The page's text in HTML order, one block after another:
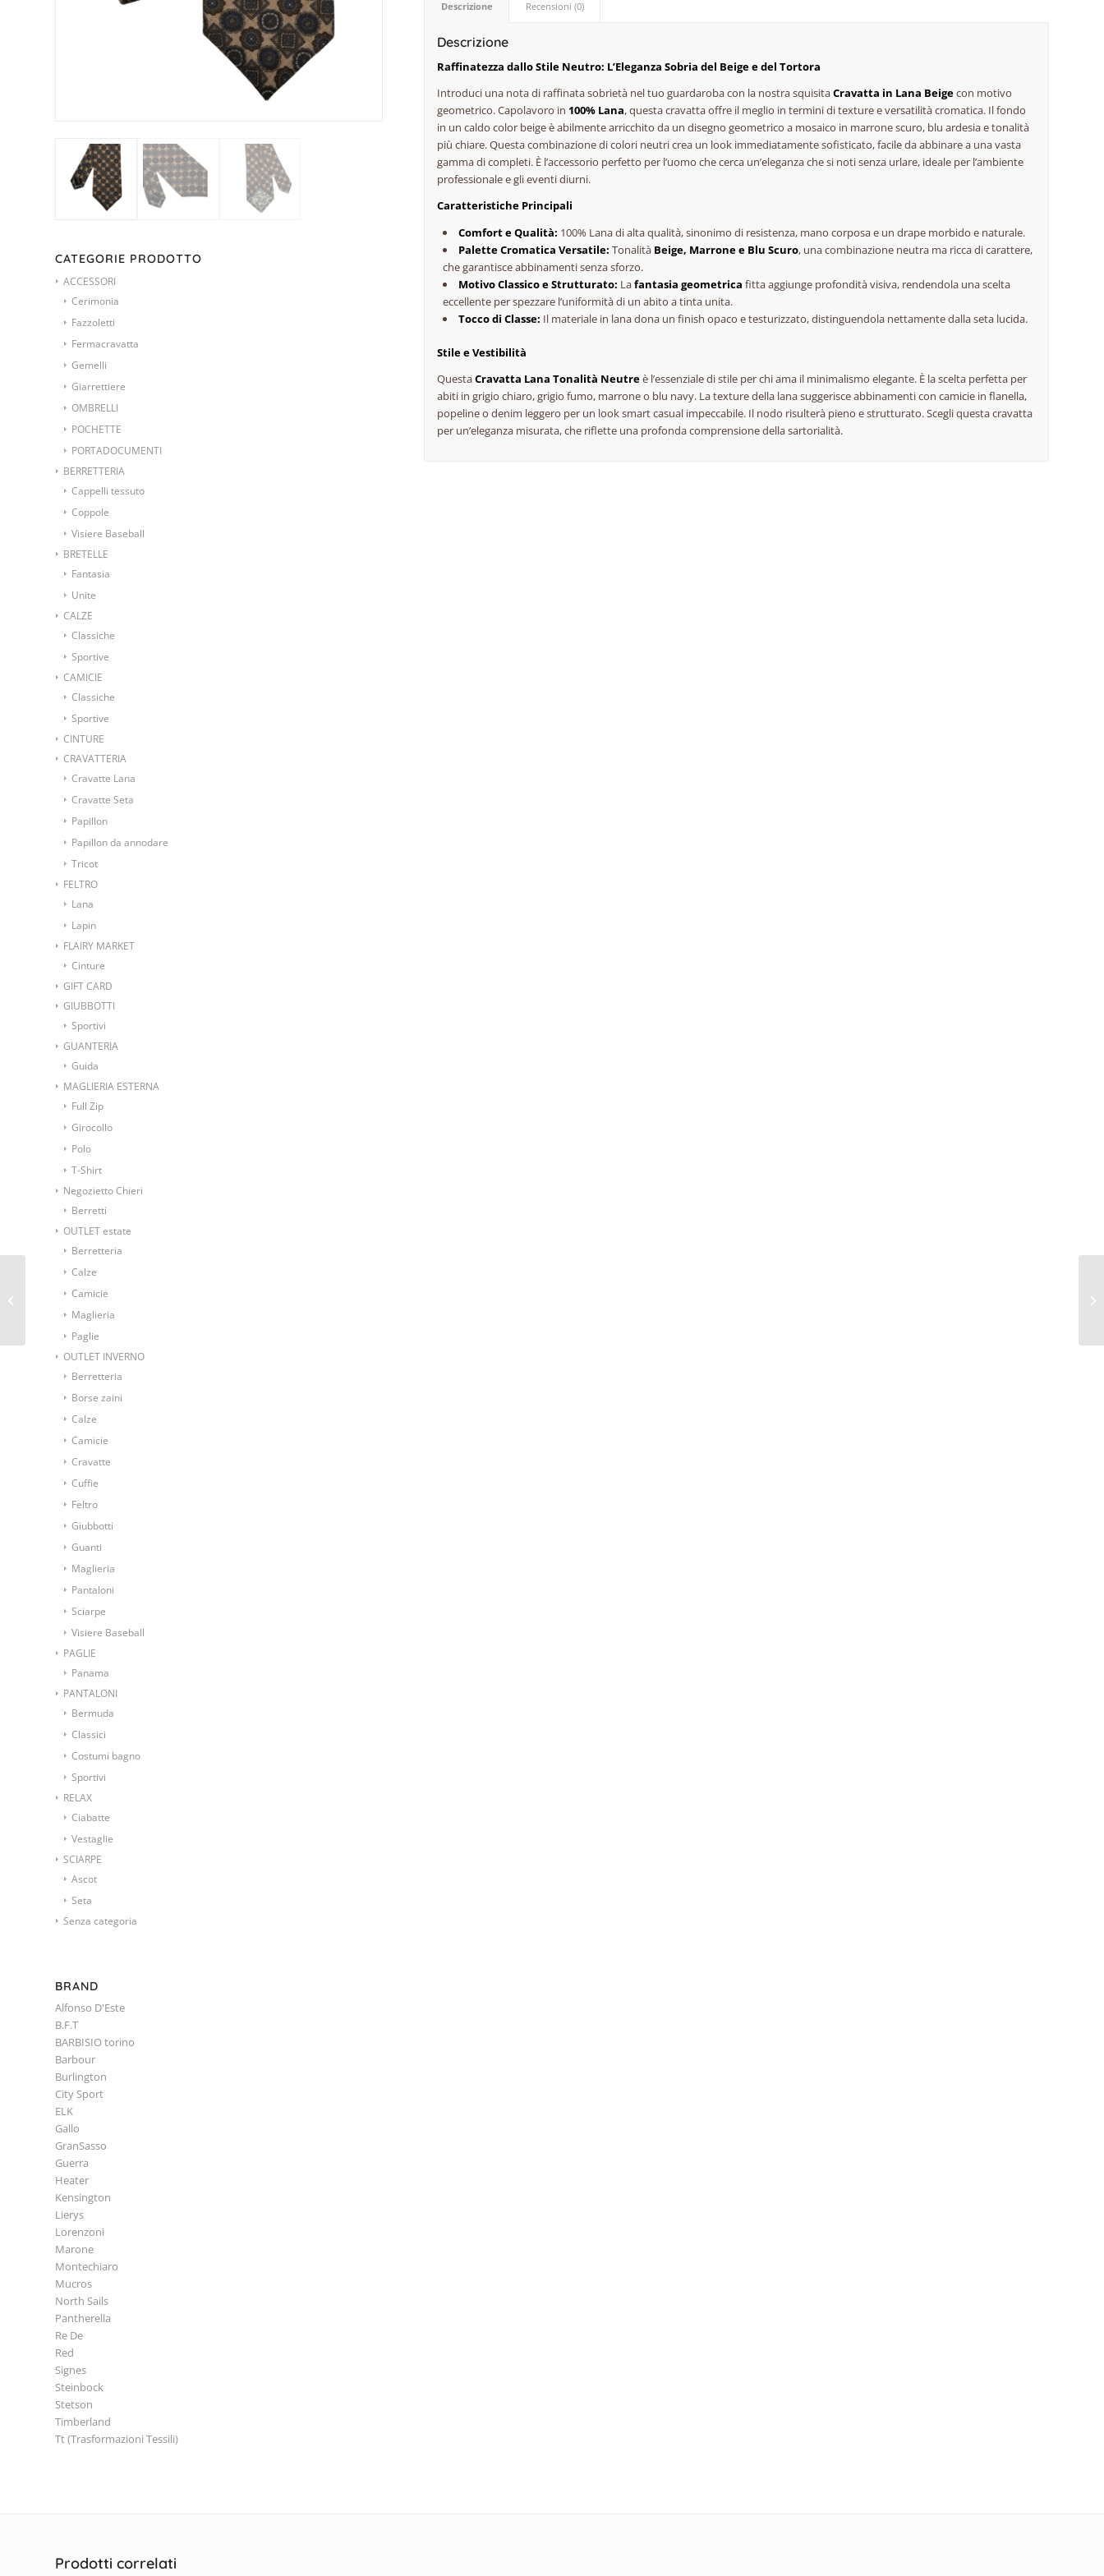
CATEGORIE PRODOTTO
ACCESSORI
Cerimonia
Fazzoletti
Fermacravatta
Gemelli
Giarrettiere
OMBRELLI
POCHETTE
PORTADOCUMENTI
BERRETTERIA
Cappelli tessuto
Coppole
Visiere Baseball
BRETELLE
Fantasia
Unite
CALZE
Classiche
Sportive
CAMICIE
Classiche
Sportive
CINTURE
CRAVATTERIA
Cravatte Lana
Cravatte Seta
Papillon
Papillon da annodare
Tricot
FELTRO
Lana
Lapin
FLAIRY MARKET
Cinture
GIFT CARD
GIUBBOTTI
Sportivi
GUANTERIA
Guida
MAGLIERIA ESTERNA
Full Zip
Girocollo
Polo
T-Shirt
Negozietto Chieri
Berretti
OUTLET estate
Berretteria
Calze
Camicie
Maglieria
Paglie
OUTLET INVERNO
Berretteria
Borse zaini
Calze
Camicie
Cravatte
Cuffie
Feltro
Giubbotti
Guanti
Maglieria
Pantaloni
Sciarpe
Visiere Baseball
PAGLIE
Panama
PANTALONI
Bermuda
Classici
Costumi bagno
Sportivi
RELAX
Ciabatte
Vestaglie
SCIARPE
Ascot
Seta
Senza categoria
BRAND
Alfonso D'Este
B.F.T
BARBISIO torino
Barbour
Burlington
City Sport
ELK
Gallo
GranSasso
Guerra
Heater
Kensington
Lierys
Lorenzoni
Marone
Montechiaro
Mucros
North Sails
Pantherella
Re De
Red
Signes
Steinbock
Stetson
Timberland
Tt (Trasformazioni Tessili)
Descrizione Recensioni (0)
Descrizione
Raffinatezza dallo Stile Neutro: L’Eleganza Sobria del Beige e del Tortora
Introduci una nota di raffinata sobrietà nel tuo guardaroba con la nostra squisitaCravatta in Lana Beigecon motivo
geometrico. Capolavoro in 100% Lana, questa cravatta offre il meglio in termini ditexturee versatilità cromatica. Il fondo
in un caldo color beige è abilmente arricchito da un disegno geometrico a mosaico in marrone scuro, blu ardesia e tonalità
più chiare. Questa combinazione di colori neutri crea un look immediatamente sofisticato, facile da abbinare a una vasta
gamma di completi. È l’accessorio perfetto per l’uomo che cerca un’eleganza che si noti senza urlare, ideale per l’ambiente
professionale e gli eventi diurni.
Caratteristiche Principali
Comfort e Qualità: 100% Lana di alta qualità, sinonimo di resistenza, mano corposa e undrape morbido e naturale.
Palette Cromatica Versatile: Tonalità Beige, Marrone e Blu Scuro, una combinazione neutra ma ricca di carattere,
che garantisce abbinamenti senza sforzo.
Motivo Classico e Strutturato: Lafantasia geometrica fitta aggiunge profondità visiva, rendendola una scelta
eccellente per spezzare l’uniformità di un abito a tinta unita.
Tocco di Classe: Il materiale in lana dona unfinish opaco e testurizzato, distinguendola nettamente dalla seta lucida.
Stile e Vestibilità
QuestaCravatta Lana Tonalità Neutreè l’essenziale di stile per chi ama il minimalismo elegante. È la scelta perfetta per
abiti in grigio chiaro, grigio fumo, marrone o blu navy. La texture della lana suggerisce abbinamenti con camicie in flanella,
popeline odenim leggero per un looksmart casual impeccabile. Il nodo risulterà pieno e strutturato. Scegli questa cravatta
per un’eleganza misurata, che riflette una profonda comprensione della sartorialità.
Prodotti correlati
Cravatta fantasia
disegno vele stlizzate